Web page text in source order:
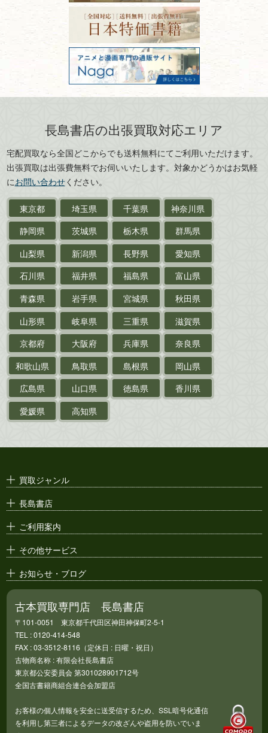
書道具
美術書・アート本・
デザイン本
カメラ・撮影術
版画・リトグラフ・
刀剣・鎧・ 甲冑
武道書・武術書
近代文学・
サイン色紙
作家草稿・原稿・肉筆物
探偵小説・推理小説
乗物
鉄道・
電車・バス
戦前・戦中の紙物・資料
絵葉書
支那・満洲・朝鮮・
台湾関係古資料
ポスター・チラシ・
価値ある古書を売るポイント
と注意点
宮城県
秋田県
山形県
岐阜県
三重県
滋賀県
京都府
大阪府
兵庫県
奈良県
島根県
岡山県
徳島県
香川県
愛媛県
フリーダイヤル：0120-414-548
電話：03-3512-8115
FAX：03-3512-8116
古物商許可：東京都公安委員会 第
301028901712号
古物商名称：有限会社長島書店
長島書店の出張買取対応エリア
宅配買取なら全国どこからでも送料無料にてご利用いただけます。
出張買取は出張費無料でお伺いいたします。対象かどうかはお気軽
にお問い合わせください。
東京都 埼玉県 千葉県
神奈川県
静岡県
茨城県 栃木県
群馬県
山梨県
新潟県 長野県
愛知県
石川県
福井県 福島県
富山県
青森県
岩手県 宮城県
秋田県
山形県
岐阜県 三重県
滋賀県
京都府
大阪府 兵庫県
奈良県
和歌山県
鳥取県 島根県
岡山県
広島県
山口県 徳島県
香川県
愛媛県
高知県
買取ジャンル
長島書店
ご利用案内
その他サービス
お知らせ・ブログ
古本買取専門店 長島書店
〒101-0051 東京都千代田区神田神保町2-5-1
TEL : 0120-414-548
FAX : 03-3512-8116（定休日 : 日曜・祝日）
古物商名称 : 有限会社長島書店
東京都公安委員会 第301028901712号
全国古書籍商組合連合会加盟店
お客様の個人情報を安全に送受信するため、SSL暗号化通信
を利用し第三者によるデータの改ざんや盗用を防いでいま